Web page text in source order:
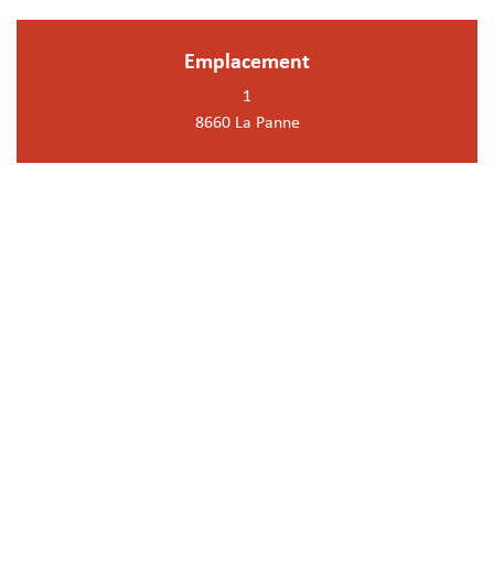
Emplacement
1
8660 La Panne